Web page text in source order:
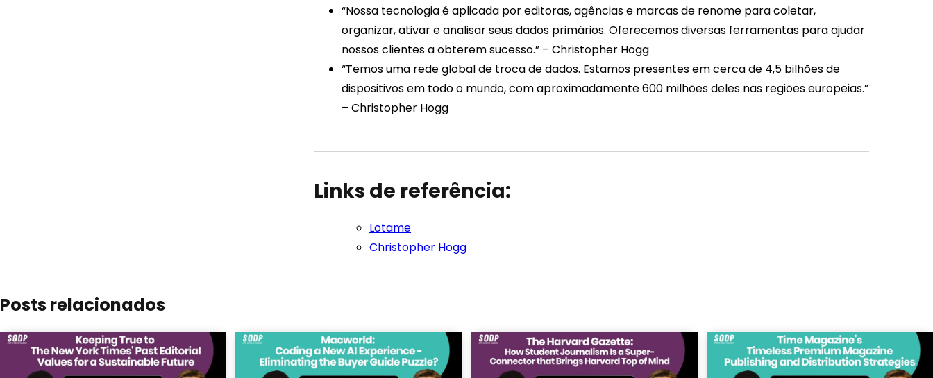
“Nossa tecnologia é aplicada por editoras, agências e marcas de renome para coletar,
organizar, ativar e analisar seus dados primários. Oferecemos diversas ferramentas para ajudar
nossos clientes a obterem sucesso.” – Christopher Hogg
“Temos uma rede global de troca de dados. Estamos presentes em cerca de 4,5 bilhões de
dispositivos em todo o mundo, com aproximadamente 600 milhões deles nas regiões europeias.”
– Christopher Hogg
Links de referência:
Lotame
Christopher Hogg
Posts relacionados